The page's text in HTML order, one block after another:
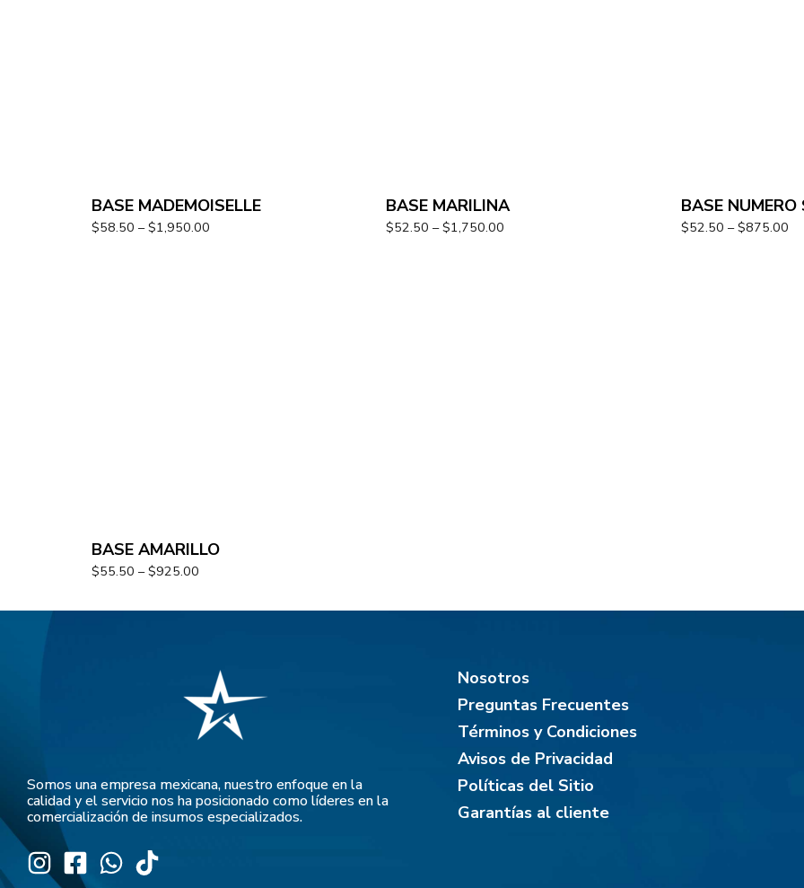
BASE MADEMOISELLE
$58.50 – $1,950.00
BASE MARILINA
$52.50 – $1,750.00
BASE NUMERO
$52.50 – $875.00
BASE AMARILLO
$55.50 – $925.00
Somos una empresa mexicana, nuestro enfoque en la
calidad y el servicio nos ha posicionado como líderes en la
comercialización de insumos especializados.
Nosotros
Preguntas Frecuentes
Términos y Condiciones
Avisos de Privacidad
Políticas del Sitio
Garantías al cliente